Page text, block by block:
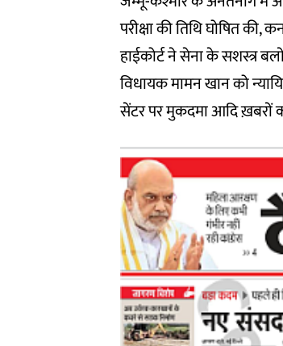
परीक्षा की तिथि घोषित की,
हाईकोर्ट ने सेना के सशस्त्र
विधायक मामन खान को
सेंटर पर मुकदमा आदि ख़बरों